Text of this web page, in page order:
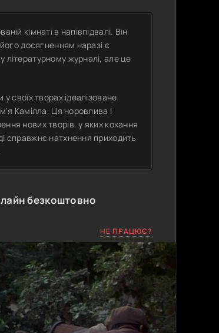
кімнаті в напівпідвалі. Він
досягненням наразі є
літературному журналі, але це
своїх творах ідеалізоване
Камілла. Ця норовлива і
нових творів, у яких кохання
справжнє натхнення приходить
безкоштовно
НЕ ПРАЦЮЄ?